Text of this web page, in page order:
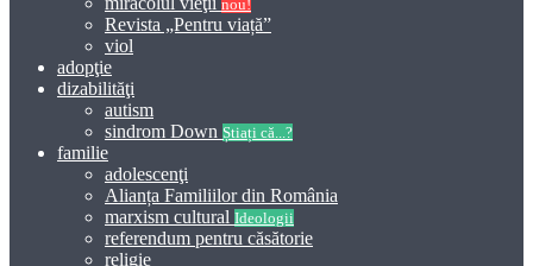
nou!
Revista „Pentru viață”
viol
adopţie
dizabilităţi
autism
sindrom Down Știați că...?
familie
adolescenţi
Alianța Familiilor din România
marxism cultural Ideologii
referendum pentru căsătorie
religie